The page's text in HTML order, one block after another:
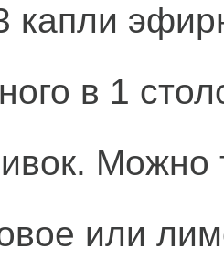
капли
в 1
Можно
или